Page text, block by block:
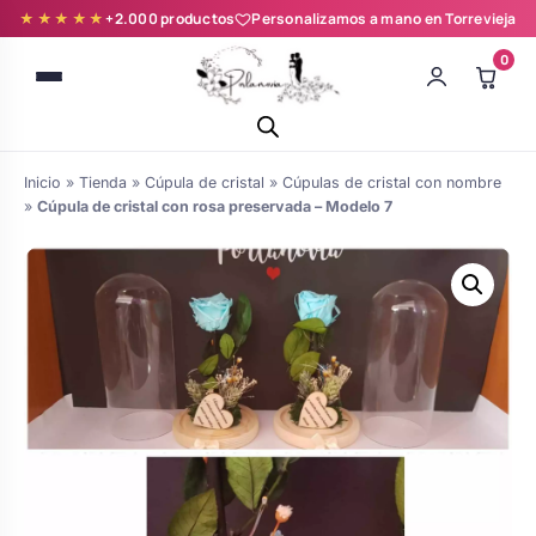
★★★★★+2.000 productos Personalizamos a mano en Torrevieja
0
novia y zapatillas
personalizadas
Árboles de Huellas para Primera
Comunión
Batas de comunión personalizadas
Inicio » Tienda » Cúpula de cristal » Cúpulas de cristal con nombre
» Cúpula de cristal con rosa preservada – Modelo 7